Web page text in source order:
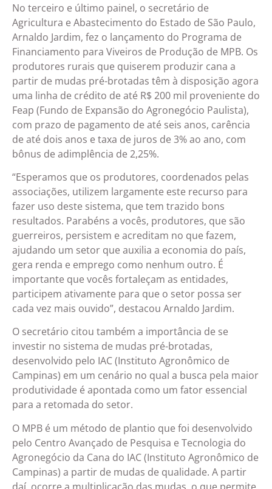
No terceiro e último painel, o secretário de
Agricultura e Abastecimento do Estado de São Paulo,
Arnaldo Jardim, fez o lançamento do Programa de
Financiamento para Viveiros de Produção de MPB. Os
produtores rurais que quiserem produzir cana a
partir de mudas pré-brotadas têm à disposição agora
uma linha de crédito de até R$ 200 mil proveniente do
Feap (Fundo de Expansão do Agronegócio Paulista),
com prazo de pagamento de até seis anos, carência
de até dois anos e taxa de juros de 3% ao ano, com
bônus de adimplência de 2,25%.
“Esperamos que os produtores, coordenados pelas
associações, utilizem largamente este recurso para
fazer uso deste sistema, que tem trazido bons
resultados. Parabéns a vocês, produtores, que são
guerreiros, persistem e acreditam no que fazem,
ajudando um setor que auxilia a economia do país,
gera renda e emprego como nenhum outro. É
importante que vocês fortaleçam as entidades,
participem ativamente para que o setor possa ser
cada vez mais ouvido”, destacou Arnaldo Jardim.
O secretário citou também a importância de se
investir no sistema de mudas pré-brotadas,
desenvolvido pelo IAC (Instituto Agronômico de
Campinas) em um cenário no qual a busca pela maior
produtividade é apontada como um fator essencial
para a retomada do setor.
O MPB é um método de plantio que foi desenvolvido
pelo Centro Avançado de Pesquisa e Tecnologia do
Agronegócio da Cana do IAC (Instituto Agronômico de
Campinas) a partir de mudas de qualidade. A partir